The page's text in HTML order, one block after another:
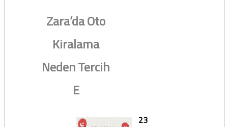
Zara’da Oto
Kiralama
Neden Tercih
E
23